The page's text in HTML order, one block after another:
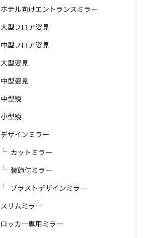
ホテル向けエントランスミラー
大型フロア姿見
中型フロア姿見
大型姿見
中型姿見
中型鏡
小型鏡
デザインミラー
カットミラー
装飾付ミラー
ブラストデザインミラー
スリムミラー
ロッカー専用ミラー